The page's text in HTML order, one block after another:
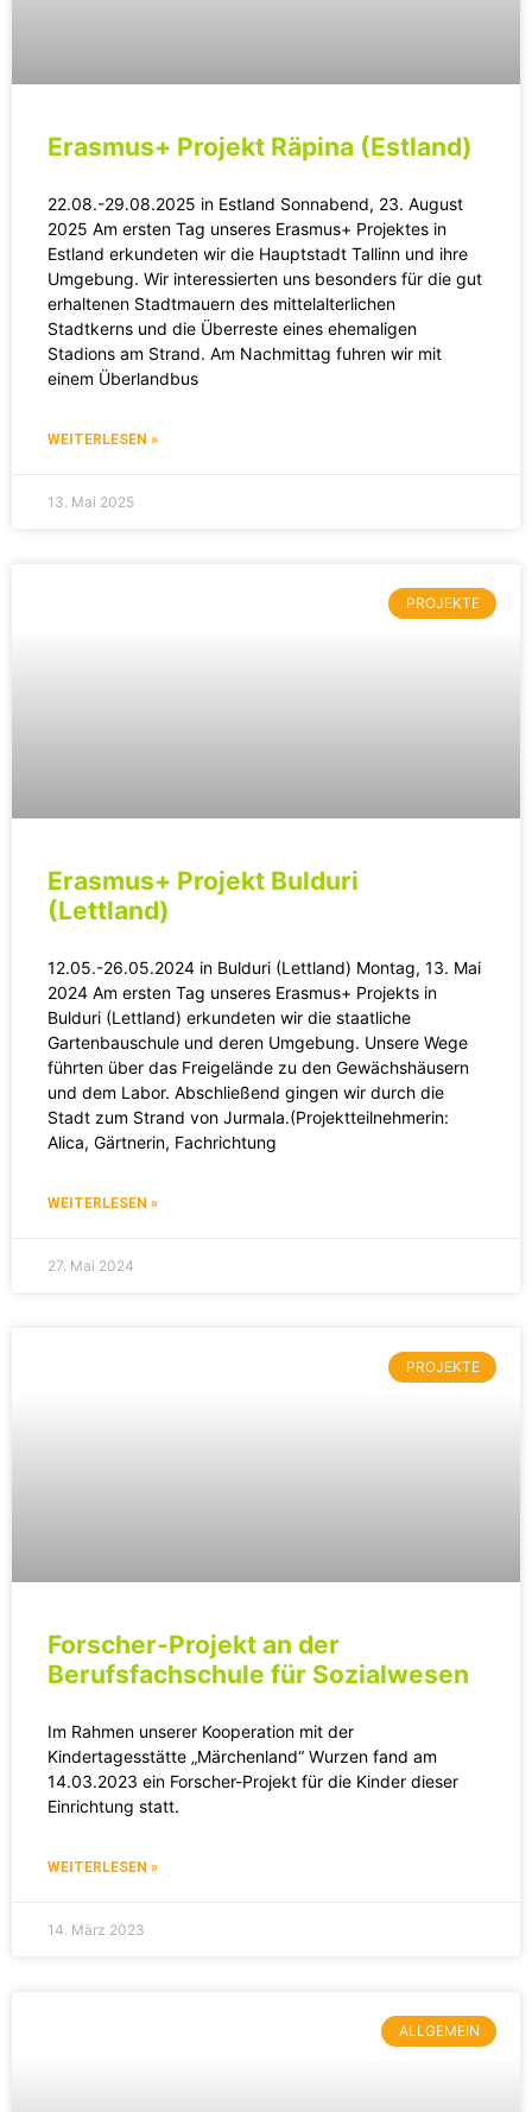
Erasmus+ Projekt Räpina (Estland)
22.08.-29.08.2025 in Estland Sonnabend, 23. August
2025 Am ersten Tag unseres Erasmus+ Projektes in
Estland erkundeten wir die Hauptstadt Tallinn und ihre
Umgebung. Wir interessierten uns besonders für die gut
erhaltenen Stadtmauern des mittelalterlichen
Stadtkerns und die Überreste eines ehemaligen
Stadions am Strand. Am Nachmittag fuhren wir mit
einem Überlandbus
WEITERLESEN »
13. Mai 2025
PROJEKTE
Erasmus+ Projekt Bulduri
(Lettland)
12.05.-26.05.2024 in Bulduri (Lettland) Montag, 13. Mai
2024 Am ersten Tag unseres Erasmus+ Projekts in
Bulduri (Lettland) erkundeten wir die staatliche
Gartenbauschule und deren Umgebung. Unsere Wege
führten über das Freigelände zu den Gewächshäusern
und dem Labor. Abschließend gingen wir durch die
Stadt zum Strand von Jurmala.(Projektteilnehmerin:
Alica, Gärtnerin, Fachrichtung
WEITERLESEN »
27. Mai 2024
PROJEKTE
Forscher-Projekt an der
Berufsfachschule für Sozialwesen
Im Rahmen unserer Kooperation mit der
Kindertagesstätte „Märchenland“ Wurzen fand am
14.03.2023 ein Forscher-Projekt für die Kinder dieser
Einrichtung statt.
WEITERLESEN »
14. März 2023
ALLGEMEIN